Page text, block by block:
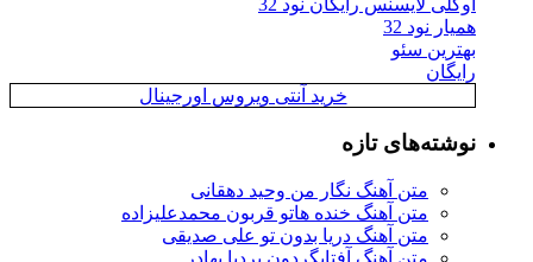
اوکلی لایسنس رایگان نود 32
همیار نود 32
بهترین سئو
رایگان
خرید آنتی ویروس اورجینال
نوشته‌های تازه
متن آهنگ نگار من وحید دهقانی
متن آهنگ خنده هاتو قربون محمدعلیزاده
متن آهنگ دریا بدون تو علی صدیقی
متن آهنگ آفتابگردون بردیا بهادر